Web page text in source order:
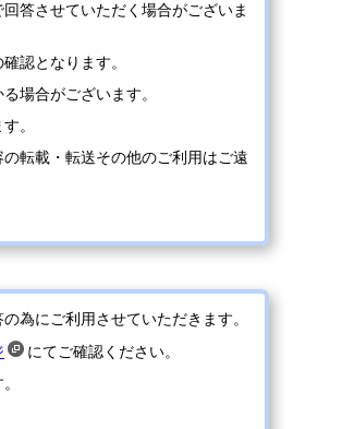
答させていただく場合がございま
認となります。
場合がございます。
。
転載・転送その他のご利用はご遠
為にご利用させていただきます。
にてご確認ください。